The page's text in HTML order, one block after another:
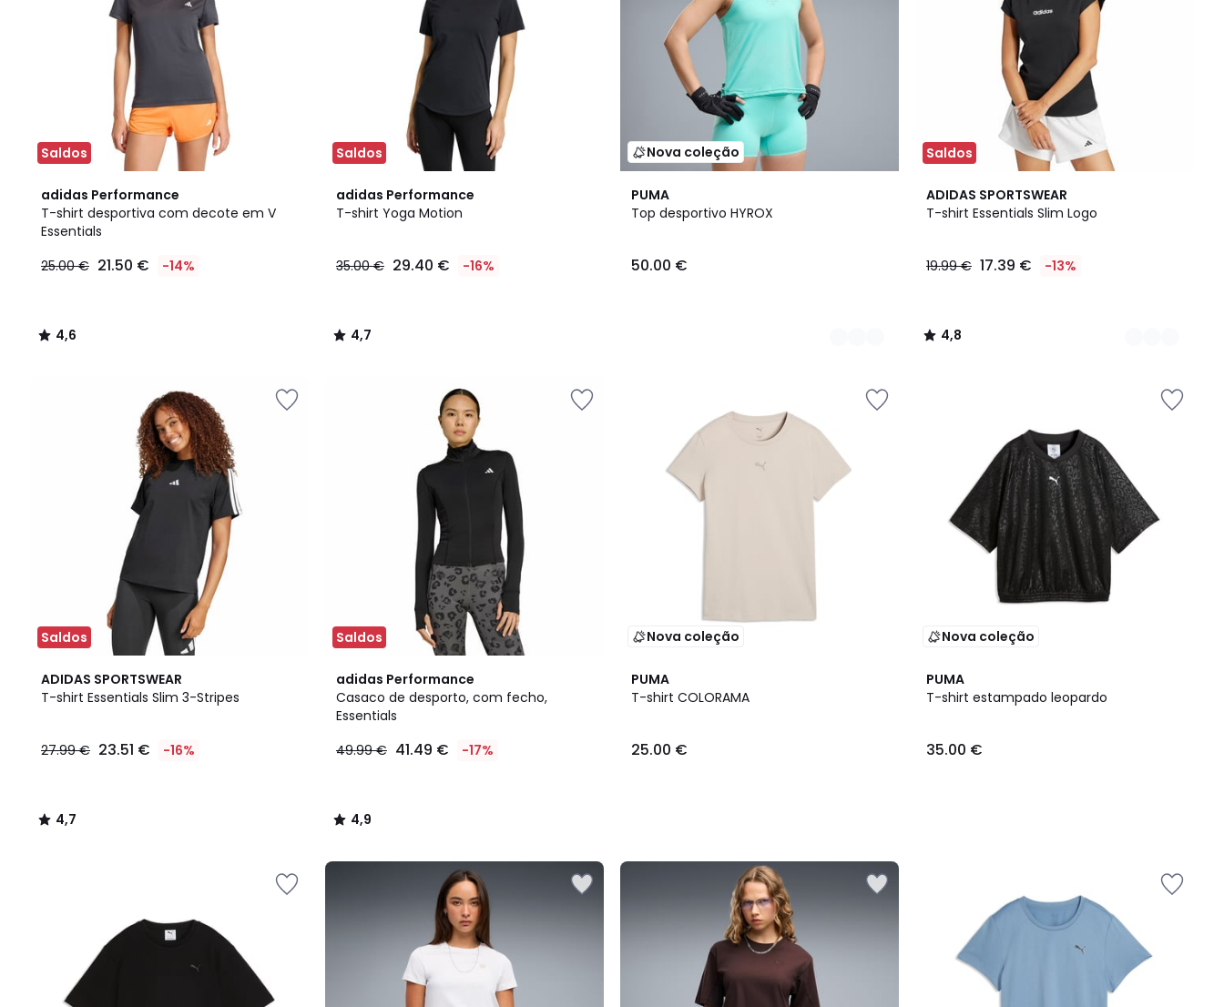
Saldos
adidas Performance
T-shirt desportiva com decote em V
Essentials
25.00 € 21.50 € -14%
4,6
/ 5
4,6
/
Saldos
adidas Performance
T-shirt Yoga Motion
35.00 € 29.40 € -16%
4,7
/ 5
4,7
/
Nova coleção
PUMA
Top desportivo HYROX
50.00 €
2
Cores
Saldos
ADIDAS SPORTSWEAR
T-shirt Essentials Slim Logo
19.99 € 17.39 € -13%
4,8
/ 5
2
Cores
4,8
/
Saldos
ADIDAS SPORTSWEAR
T-shirt Essentials Slim 3-Stripes
27.99 € 23.51 € -16%
4,7
/ 5
4,7
/
Saldos
adidas Performance
Casaco de desporto, com fecho,
Essentials
49.99 € 41.49 € -17%
4,9
/ 5
4,9
/
Nova coleção
PUMA
T-shirt COLORAMA
25.00 €
Nova coleção
PUMA
T-shirt estampado leopardo
35.00 €